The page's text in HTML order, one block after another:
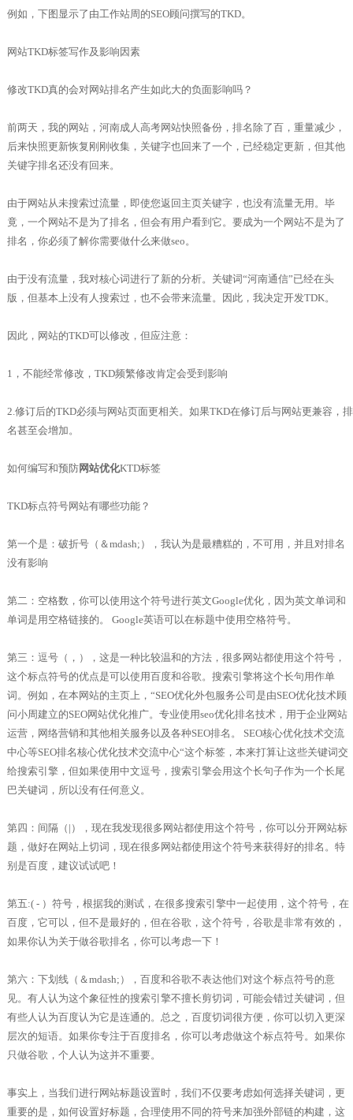
例如，下图显示了由工作站周的SEO顾问撰写的TKD。
网站TKD标签写作及影响因素
修改TKD真的会对网站排名产生如此大的负面影响吗？
前两天，我的网站，河南成人高考网站快照备份，排名除了百，重量减少，
后来快照更新恢复刚刚收集，关键字也回来了一个，已经稳定更新，但其他
关键字排名还没有回来。
由于网站从未搜索过流量，即使您返回主页关键字，也没有流量无用。毕
竟，一个网站不是为了排名，但会有用户看到它。要成为一个网站不是为了
排名，你必须了解你需要做什么来做seo。
由于没有流量，我对核心词进行了新的分析。关键词“河南通信”已经在头
版，但基本上没有人搜索过，也不会带来流量。因此，我决定开发TDK。
因此，网站的TKD可以修改，但应注意：
1，不能经常修改，TKD频繁修改肯定会受到影响
2.修订后的TKD必须与网站页面更相关。如果TKD在修订后与网站更兼容，排
名甚至会增加。
如何编写和预防网站优化KTD标签
TKD标点符号网站有哪些功能？
第一个是：破折号（＆mdash;），我认为是最糟糕的，不可用，并且对排名
没有影响
第二：空格数，你可以使用这个符号进行英文Google优化，因为英文单词和
单词是用空格链接的。 Google英语可以在标题中使用空格符号。
第三：逗号（，），这是一种比较温和的方法，很多网站都使用这个符号，
这个标点符号的优点是可以使用百度和谷歌。搜索引擎将这个长句用作单
词。例如，在本网站的主页上，“SEO优化外包服务公司是由SEO优化技术顾
问小周建立的SEO网站优化推广。专业使用seo优化排名技术，用于企业网站
运营，网络营销和其他相关服务以及各种SEO排名。 SEO核心优化技术交流
中心等SEO排名核心优化技术交流中心“这个标签，本来打算让这些关键词交
给搜索引擎，但如果使用中文逗号，搜索引擎会用这个长句子作为一个长尾
巴关键词，所以没有任何意义。
第四：间隔（|），现在我发现很多网站都使用这个符号，你可以分开网站标
题，做好在网站上切词，现在很多网站都使用这个符号来获得好的排名。特
别是百度，建议试试吧！
第五:( - ）符号，根据我的测试，在很多搜索引擎中一起使用，这个符号，在
百度，它可以，但不是最好的，但在谷歌，这个符号，谷歌是非常有效的，
如果你认为关于做谷歌排名，你可以考虑一下！
第六：下划线（＆mdash;），百度和谷歌不表达他们对这个标点符号的意
见。有人认为这个象征性的搜索引擎不擅长剪切词，可能会错过关键词，但
有些人认为百度认为它是连通的。总之，百度切词很方便，你可以切入更深
层次的短语。如果你专注于百度排名，你可以考虑做这个标点符号。如果你
只做谷歌，个人认为这并不重要。
事实上，当我们进行网站标题设置时，我们不仅要考虑如何选择关键词，更
重要的是，如何设置好标题，合理使用不同的符号来加强外部链的构建，这